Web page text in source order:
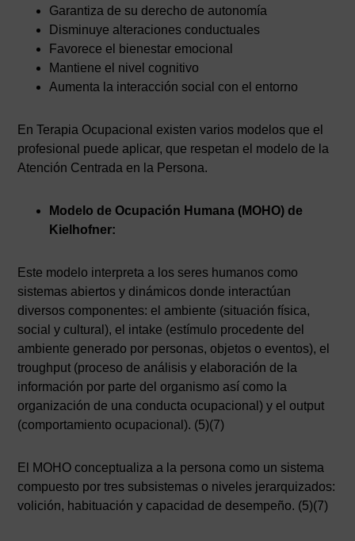
Garantiza de su derecho de autonomía
Disminuye alteraciones conductuales
Favorece el bienestar emocional
Mantiene el nivel cognitivo
Aumenta la interacción social con el entorno
En Terapia Ocupacional existen varios modelos que el
profesional puede aplicar, que respetan el modelo de la
Atención Centrada en la Persona.
Modelo de Ocupación Humana (MOHO) de
Kielhofner:
Este modelo interpreta a los seres humanos como
sistemas abiertos y dinámicos donde interactúan
diversos componentes: el ambiente (situación física,
social y cultural), el intake (estímulo procedente del
ambiente generado por personas, objetos o eventos), el
troughput (proceso de análisis y elaboración de la
información por parte del organismo así como la
organización de una conducta ocupacional) y el output
(comportamiento ocupacional). (5)(7)
El MOHO conceptualiza a la persona como un sistema
compuesto por tres subsistemas o niveles jerarquizados:
volición, habituación y capacidad de desempeño. (5)(7)